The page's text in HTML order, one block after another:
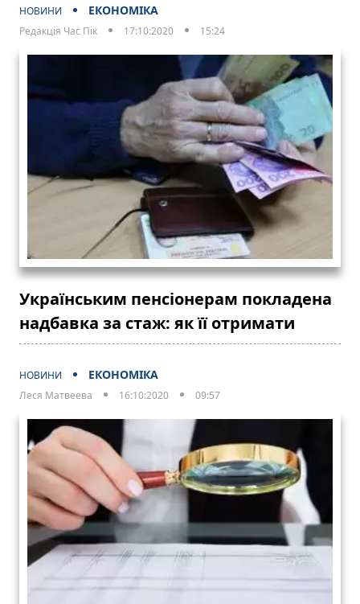
НОВИНИ ЕКОНОМІКА
Редакція Час Пік 17:10:2020 15:24
Українським пенсіонерам покладена
надбавка за стаж: як її отримати
НОВИНИ ЕКОНОМІКА
Леся Матвеева 16:10:2020 09:57